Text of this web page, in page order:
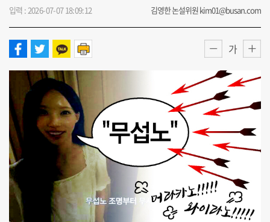
입력 : 2026-07-07 18:09:12 김영한 논설위원 kim01@busan.com
가